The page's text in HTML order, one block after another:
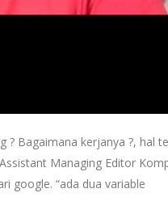
? Bagaimana kerjanya ?,
Managing Editor
google. “ada dua variable